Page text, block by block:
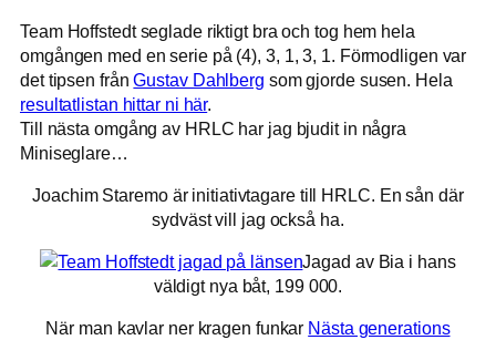
Team Hoffstedt seglade riktigt bra och tog hem hela
omgången med en serie på (4), 3, 1, 3, 1. Förmodligen var
det tipsen frånGustav Dahlberg som gjorde susen. Hela
resultatlistan hittar ni här.
Till nästa omgång av HRLC har jag bjudit in några
Miniseglare…
Joachim Staremo är initiativtagare till HRLC. En sån där
sydväst vill jag också ha.
Jagad av Bia i hans
väldigt nya båt, 199 000.
När man kavlar ner kragen funkar Nästa generations